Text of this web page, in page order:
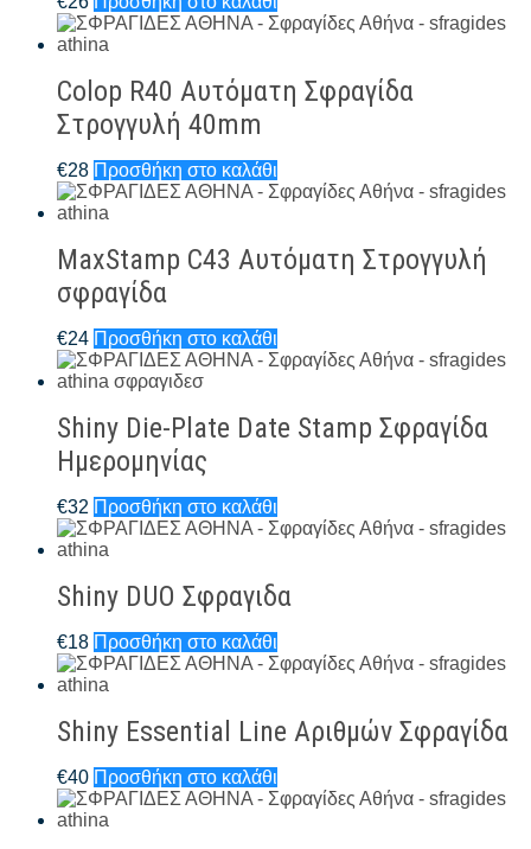
Colop R40 Αυτόματη Σφραγίδα
Στρογγυλή 40mm
€28 Προσθήκη στο καλάθι
MaxStamp C43 Αυτόματη Στρογγυλή
σφραγίδα
€24 Προσθήκη στο καλάθι
Shiny Die-Plate Date Stamp Σφραγίδα
Ημερομηνίας
€32 Προσθήκη στο καλάθι
Shiny DUO Σφραγιδα
€18 Προσθήκη στο καλάθι
Shiny Essential Line Αριθμών Σφραγίδα
€40 Προσθήκη στο καλάθι